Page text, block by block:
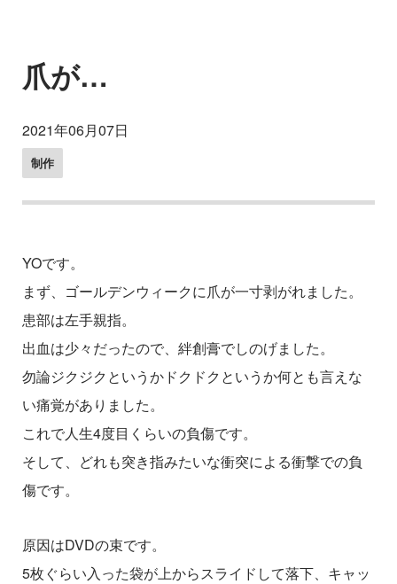
爪が…
2021年06月07日
制作
YOです。
まず、ゴールデンウィークに爪が一寸剥がれました。
患部は左手親指。
出血は少々だったので、絆創膏でしのげました。
勿論ジクジクというかドクドクというか何とも言えな
い痛覚がありました。
これで人生4度目くらいの負傷です。
そして、どれも突き指みたいな衝突による衝撃での負
傷です。
原因はDVDの束です。
5枚ぐらい入った袋が上からスライドして落下、キャッ